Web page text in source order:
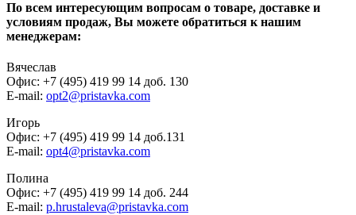
По всем интересующим вопросам о товаре, доставке и
условиям продаж, Вы можете обратиться к нашим
менеджерам:
Вячеслав
Офис: +7 (495) 419 99 14 доб. 130
E-mail: opt2@pristavka.com
Игорь
Офис: +7 (495) 419 99 14 доб.131
E-mail: opt4@pristavka.com
Полина
Офис: +7 (495) 419 99 14 доб. 244
E-mail: p.hrustaleva@pristavka.com